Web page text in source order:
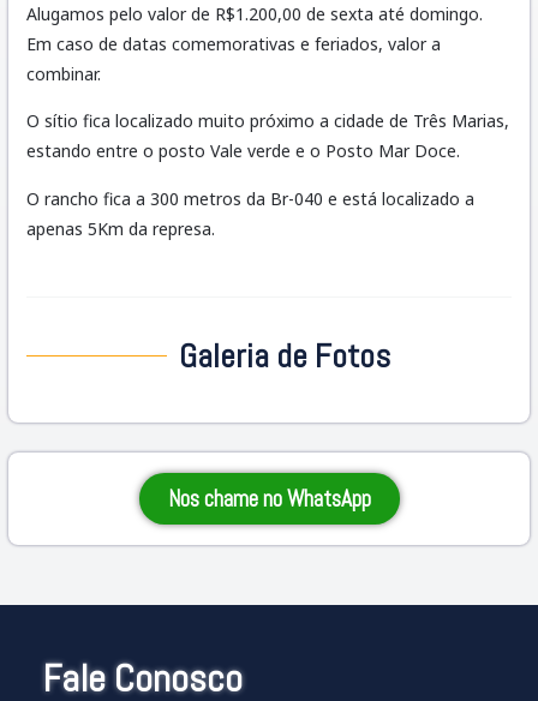
Alugamos pelo valor de R$1.200,00 de sexta até domingo.
Em caso de datas comemorativas e feriados, valor a
combinar.
O sítio fica localizado muito próximo a cidade de Três Marias,
estando entre o posto Vale verde e o Posto Mar Doce.
O rancho fica a 300 metros da Br-040 e está localizado a
apenas 5Km da represa.
Galeria de Fotos
Nos chame no WhatsApp
Fale Conosco